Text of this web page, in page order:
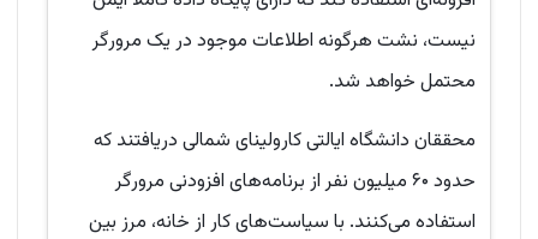
نیست، نشت هرگونه اطلاعات موجود در یک مرورگر
محتمل خواهد شد.
محققان دانشگاه ایالتی کارولینای شمالی دریافتند که
حدود ۶۰ میلیون نفر از برنامه‌های افزودنی مرورگر
استفاده می‌کنند. با سیاست‌های کار از خانه، مرز بین